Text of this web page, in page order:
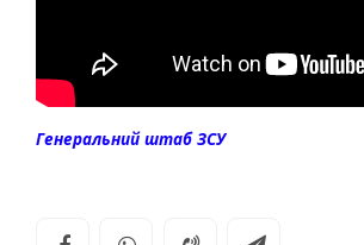
Генеральний штаб ЗСУ